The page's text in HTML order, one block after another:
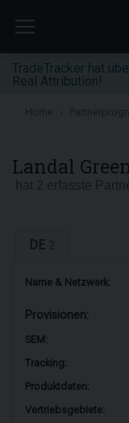
TradeTracker hat
Real Attribution!
Home
Landal
DE
Name & Netzwerk:
Provisionen:
SEM:
Tracking:
Produktdaten:
Vertriebsgebiete: